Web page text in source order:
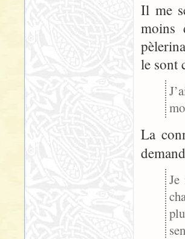
Il me
moins
le sont
La
Je